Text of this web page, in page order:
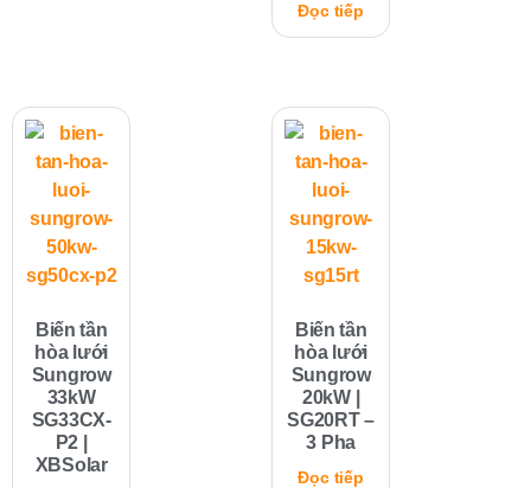
Đọc tiếp
Biến tần
hòa lưới
Sungrow
33kW
SG33CX-
P2 |
XBSolar
Biến tần
hòa lưới
Sungrow
20kW |
SG20RT –
3 Pha
Đọc tiếp